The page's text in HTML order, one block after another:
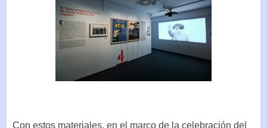
Con estos materiales, en el marco de la celebración del